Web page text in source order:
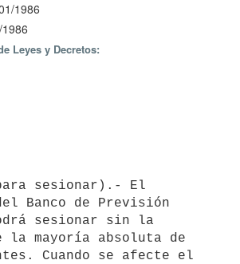
1986
Leyes y Decretos:
Banco de Previsión
sesionar sin la
la mayoría absoluta de
Cuando se afecte el